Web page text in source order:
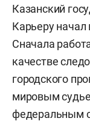
Казанский
Карьеру начал
Сначала
качестве
городского
мировым
федеральным